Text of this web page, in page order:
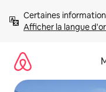
directement
Afficher la langue